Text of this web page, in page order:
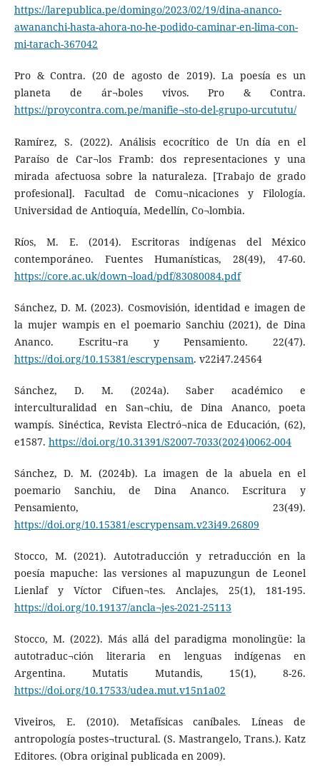
https://larepublica.pe/domingo/2023/02/19/dina-ananco-
awananchi-hasta-ahora-no-he-podido-caminar-en-lima-con-
mi-tarach-367042
Pro & Contra. (20 de agosto de 2019). La poesía es un
planeta de ár¬boles vivos. Pro & Contra.
https://proycontra.com.pe/manifie¬sto-del-grupo-urcututu/
Ramírez, S. (2022). Análisis ecocrítico de Un día en el
Paraíso de Car¬los Framb: dos representaciones y una
mirada afectuosa sobre la naturaleza. [Trabajo de grado
profesional]. Facultad de Comu¬nicaciones y Filología.
Universidad de Antioquía, Medellín, Co¬lombia.
Ríos, M. E. (2014). Escritoras indígenas del México
contemporáneo. Fuentes Humanísticas, 28(49), 47-60.
https://core.ac.uk/down¬load/pdf/83080084.pdf
Sánchez, D. M. (2023). Cosmovisión, identidad e imagen de
la mujer wampis en el poemario Sanchiu (2021), de Dina
Ananco. Escritu¬ra y Pensamiento. 22(47).
https://doi.org/10.15381/escrypensam. v22i47.24564
Sánchez, D. M. (2024a). Saber académico e
interculturalidad en San¬chiu, de Dina Ananco, poeta
wampís. Sinéctica, Revista Electró¬nica de Educación, (62),
e1587. https://doi.org/10.31391/S2007-7033(2024)0062-004
Sánchez, D. M. (2024b). La imagen de la abuela en el
poemario Sanchiu, de Dina Ananco. Escritura y
Pensamiento, 23(49).
https://doi.org/10.15381/escrypensam.v23i49.26809
Stocco, M. (2021). Autotraducción y retraducción en la
poesía mapuche: las versiones al mapuzungun de Leonel
Lienlaf y Víctor Cifuen¬tes. Anclajes, 25(1), 181-195.
https://doi.org/10.19137/ancla¬jes-2021-25113
Stocco, M. (2022). Más allá del paradigma monolingüe: la
autotraduc¬ción literaria en lenguas indígenas en
Argentina. Mutatis Mutandis, 15(1), 8-26.
https://doi.org/10.17533/udea.mut.v15n1a02
Viveiros, E. (2010). Metafísicas caníbales. Líneas de
antropología postes¬tructural. (S. Mastrangelo, Trans.). Katz
Editores. (Obra original publicada en 2009).